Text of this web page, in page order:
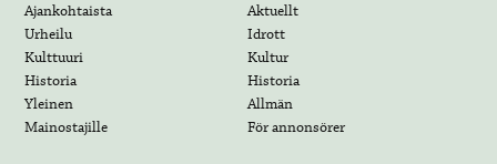
Ajankohtaista
Aktuellt
Urheilu
Idrott
Kulttuuri
Kultur
Historia
Historia
Yleinen
Allmän
Mainostajille
För annonsörer